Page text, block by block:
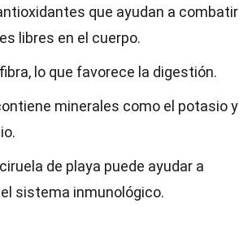
que ayudan a combatir
libres en el cuerpo.
lo que favorece la digestión.
minerales como el potasio y
de playa puede ayudar a
sistema inmunológico.